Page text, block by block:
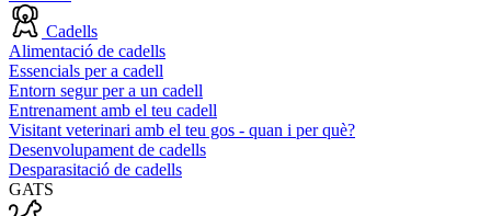
Cadells
Alimentació de cadells
Essencials per a cadell
Entorn segur per a un cadell
Entrenament amb el teu cadell
Visitant veterinari amb el teu gos - quan i per què?
Desenvolupament de cadells
Desparasitació de cadells
GATS